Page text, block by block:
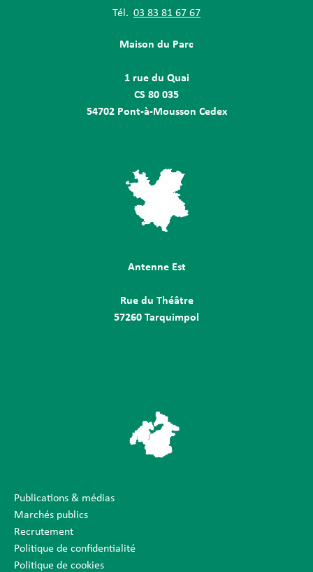
Tél. 03 83 81 67 67
Maison du Parc
1 rue du Quai
CS 80 035
54702 Pont-à-Mousson Cedex
Antenne Est
Rue du Théâtre
57260 Tarquimpol
Publications & médias
Marchés publics
Recrutement
Politique de confidentialité
Politique de cookies